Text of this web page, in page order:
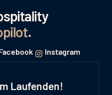
.
Instagram
Laufenden!